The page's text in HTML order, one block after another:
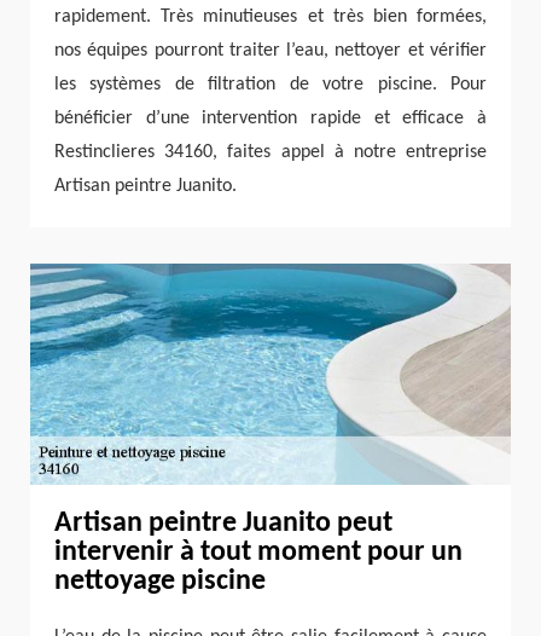
rapidement. Très minutieuses et très bien formées,
nos équipes pourront traiter l’eau, nettoyer et vérifier
les systèmes de filtration de votre piscine. Pour
bénéficier d’une intervention rapide et efficace à
Restinclieres 34160, faites appel à notre entreprise
Artisan peintre Juanito.
Artisan peintre Juanito peut
intervenir à tout moment pour un
nettoyage piscine